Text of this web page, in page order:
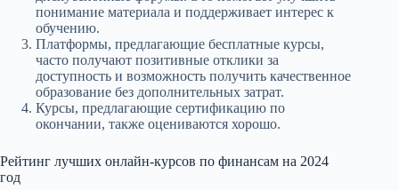
понимание материала и поддерживает интерес к
обучению.
Платформы, предлагающие бесплатные курсы,
часто получают позитивные отклики за
доступность и возможность получить качественное
образование без дополнительных затрат.
Курсы, предлагающие сертификацию по
окончании, также оцениваются хорошо.
Рейтинг лучших онлайн-курсов по финансам на 2024
год